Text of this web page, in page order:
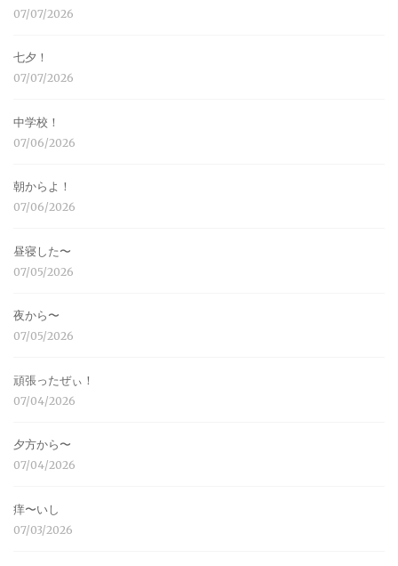
07/07/2026
七夕！
07/07/2026
中学校！
07/06/2026
朝からよ！
07/06/2026
昼寝した〜
07/05/2026
夜から〜
07/05/2026
頑張ったぜぃ！
07/04/2026
夕方から〜
07/04/2026
痒〜いし
07/03/2026